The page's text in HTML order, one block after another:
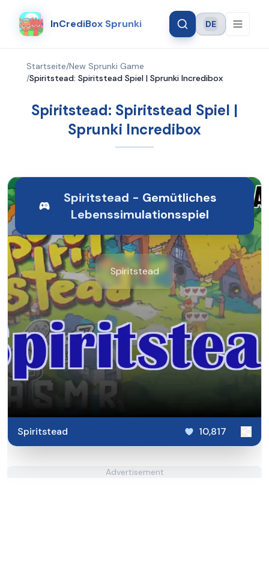
InCrediBox Sprunki Language
DE
Startseite/New Sprunki Game
/Spiritstead: Spiritstead Spiel | Sprunki Incredibox
Spiritstead: Spiritstead Spiel |
Sprunki Incredibox
Spiritstead - Gemütliches
Lebenssimulationsspiel
Spiritstead
Spiritstead 10,817
Advertisement